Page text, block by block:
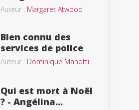
Auteur : Margaret Atwood
Bien connu des
services de police
Auteur : Dominique Manotti
Qui est mort à Noël
? - Angélina...